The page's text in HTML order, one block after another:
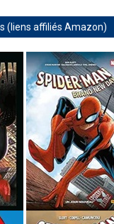
(liens affiliés Amazon)